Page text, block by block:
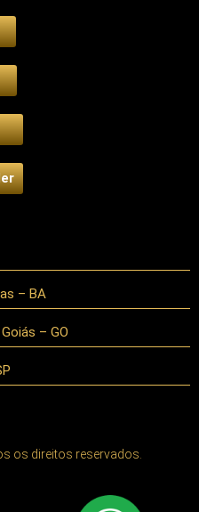
– BA
– GO
os direitos reservados.